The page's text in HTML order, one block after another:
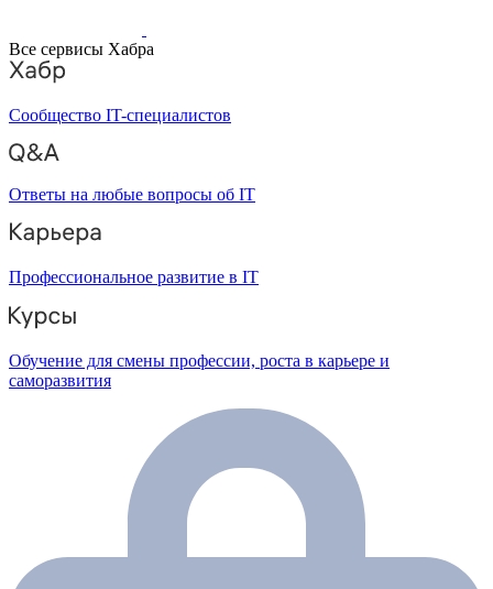
Все сервисы Хабра
Сообщество IT-специалистов
Ответы на любые вопросы об IT
Профессиональное развитие в IT
Обучение для смены профессии, роста в карьере и
саморазвития